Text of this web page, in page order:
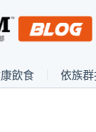
飲食 依族